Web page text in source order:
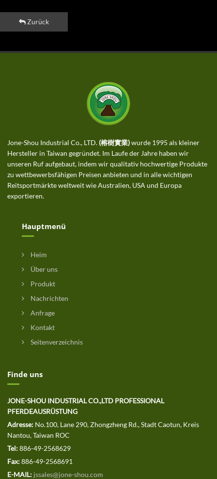
Zurück
Jone-Shou Industrial Co., LTD. (榕樹實業)wurde 1995 als kleiner
Hersteller in Taiwan gegründet. Im Laufe der Jahre haben wir
unseren Ruf aufgebaut, indem wir qualitativ hochwertige Produkte
zu wettbewerbsfähigen Preisen anbieten und in alle wichtigen
Reitsportmärkte weltweit wie Australien, USA und Europa
exportieren.
Hauptmenü
Heim
Über uns
Produkt
Nachrichten
Anfrage
Kontakt
Seitenverzeichnis
Finde uns
JONE-SHOU INDUSTRIAL CO.,LTD PROFESSIONAL
PFERDEAUSRÜSTUNG
Adresse: No.100, Lane 290, Zhongzheng Rd., Stadt Caotun, Kreis
Nantou, Taiwan ROC
Tel:886-49-2568629
Fax:886-49-2568691
E-MAIL: jssales@jone-shou.com